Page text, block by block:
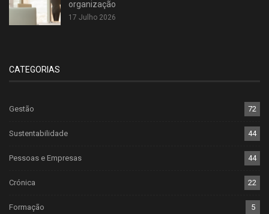
organização
17 Julho 2026
CATEGORIAS
Gestão 72
Sustentabilidade 44
Pessoas e Empresas 44
Crónica 22
Formação 5